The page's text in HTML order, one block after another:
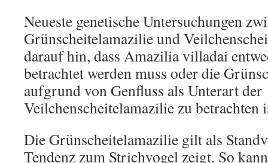
Neueste genetische Untersuchungen
Grünscheitelamazilie und
darauf hin, dass Amazilia villadai
betrachtet werden muss oder die
aufgrund von Genfluss als Unterart der
Veilchenscheitelamazilie zu betrachten
Die Grünscheitelamazilie gilt als
Tendenz zum Strichvogel zeigt. So